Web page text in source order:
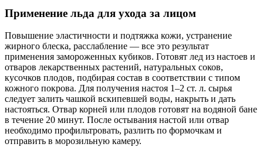
Применение льда для ухода за лицом
Повышение эластичности и подтяжка кожи, устранение
жирного блеска, расслабление — все это результат
применения замороженных кубиков. Готовят лед из настоев и
отваров лекарственных растений, натуральных соков,
кусочков плодов, подбирая состав в соответствии с типом
кожного покрова. Для получения настоя 1–2 ст. л. сырья
следует залить чашкой вскипевшей воды, накрыть и дать
настояться. Отвар корней или плодов готовят на водяной бане
в течение 20 минут. После остывания настой или отвар
необходимо профильтровать, разлить по формочкам и
отправить в морозильную камеру.